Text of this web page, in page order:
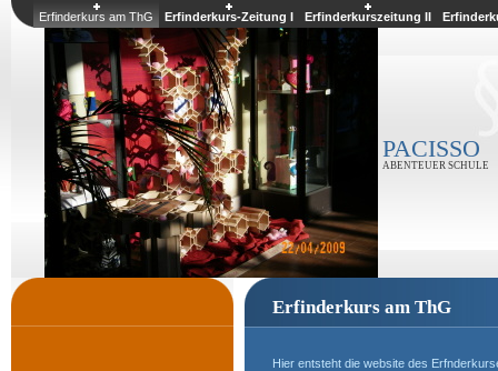
Erfinderkurs am ThG Erfinderkurs-Zeitung I Erfinderkurszeitung II
PACISSO
ABENTEUER SCHULE
Erfinderkurs am ThG
Hier entsteht die website des